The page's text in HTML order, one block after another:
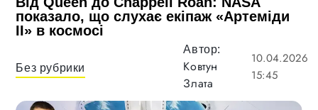
показало, що слухає екіпаж «Артеміди
II» в космосі
Без рубрики
Автор:
Ковтун
Злата
10.04.2026
15:45